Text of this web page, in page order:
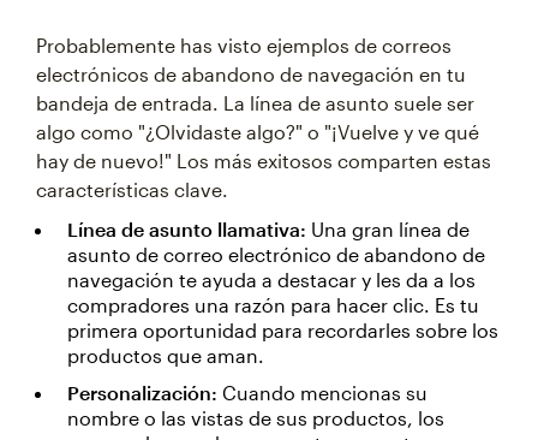
Probablemente has visto ejemplos de correos
electrónicos de abandono de navegación en tu
bandeja de entrada. La línea de asunto suele ser
algo como "¿Olvidaste algo?" o "¡Vuelve y ve qué
hay de nuevo!" Los más exitosos comparten estas
características clave.
Línea de asunto llamativa: Una gran línea de
asunto de correo electrónico de abandono de
navegación te ayuda a destacar y les da a los
compradores una razón para hacer clic. Es tu
primera oportunidad para recordarles sobre los
productos que aman.
Personalización: Cuando mencionas su
nombre o las vistas de sus productos, los